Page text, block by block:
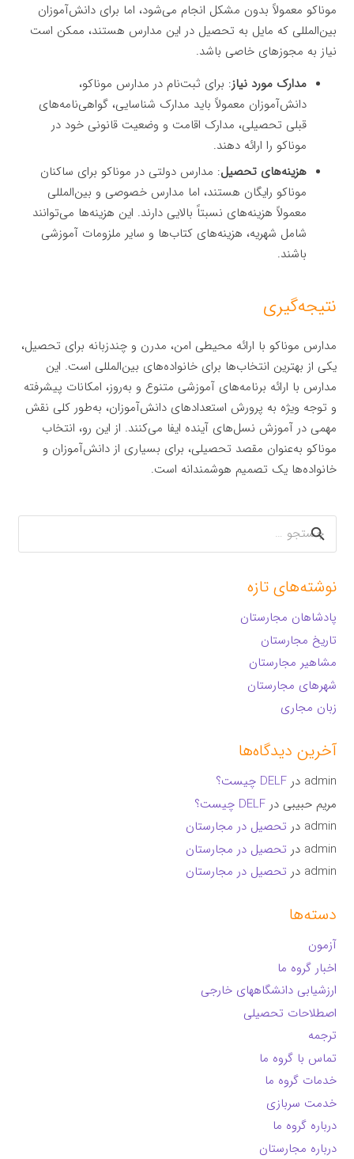
موناکو معمولاً بدون مشکل انجام می‌شود، اما برای دانش‌آموزان
بین‌المللی که مایل به تحصیل در این مدارس هستند، ممکن است
نیاز به مجوزهای خاصی باشد.
مدارک مورد نیاز: برای ثبت‌نام در مدارس موناکو،
دانش‌آموزان معمولاً باید مدارک شناسایی، گواهی‌نامه‌های
قبلی تحصیلی، مدارک اقامت و وضعیت قانونی خود در
موناکو را ارائه دهند.
هزینه‌های تحصیل: مدارس دولتی در موناکو برای ساکنان
موناکو رایگان هستند، اما مدارس خصوصی و بین‌المللی
معمولاً هزینه‌های نسبتاً بالایی دارند. این هزینه‌ها می‌توانند
شامل شهریه، هزینه‌های کتاب‌ها و سایر ملزومات آموزشی
باشند.
نتیجه‌گیری
مدارس موناکو با ارائه محیطی امن، مدرن و چندزبانه برای تحصیل،
یکی از بهترین انتخاب‌ها برای خانواده‌های بین‌المللی است. این
مدارس با ارائه برنامه‌های آموزشی متنوع و به‌روز، امکانات پیشرفته
و توجه ویژه به پرورش استعدادهای دانش‌آموزان، به‌طور کلی نقش
مهمی در آموزش نسل‌های آینده ایفا می‌کنند. از این رو، انتخاب
موناکو به‌عنوان مقصد تحصیلی، برای بسیاری از دانش‌آموزان و
خانواده‌ها یک تصمیم هوشمندانه است.
جستجو
برای:
نوشته‌های تازه
پادشاهان مجارستان
تاریخ مجارستان
مشاهیر مجارستان
شهرهای مجارستان
زبان مجاری
آخرین دیدگاه‌ها
admin درDELF چیست؟
مریم حبیبی درDELF چیست؟
admin در تحصیل در مجارستان
admin در تحصیل در مجارستان
admin در تحصیل در مجارستان
دسته‌ها
آزمون
اخبار گروه ما
ارزشیابی دانشگاههای خارجی
اصطلاحات تحصیلی
ترجمه
تماس با گروه ما
خدمات گروه ما
خدمت سربازی
درباره گروه ما
درباره مجارستان